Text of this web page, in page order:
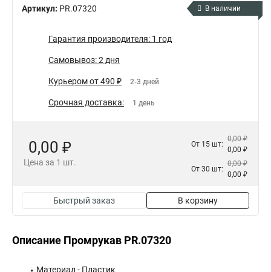
Артикул: PR.07320 В наличии
Гарантия производителя: 1 год
Самовывоз: 2 дня
Курьером от 490 ₽ 2-3 дней
Срочная доставка: 1 день
0,00 ₽
Цена за 1 шт.
От 15 шт:
0,00 ₽
0,00 ₽
От 30 шт:
0,00 ₽
0,00 ₽
Быстрый заказ В корзину
Описание Промрукав PR.07320
Материал - Пластик